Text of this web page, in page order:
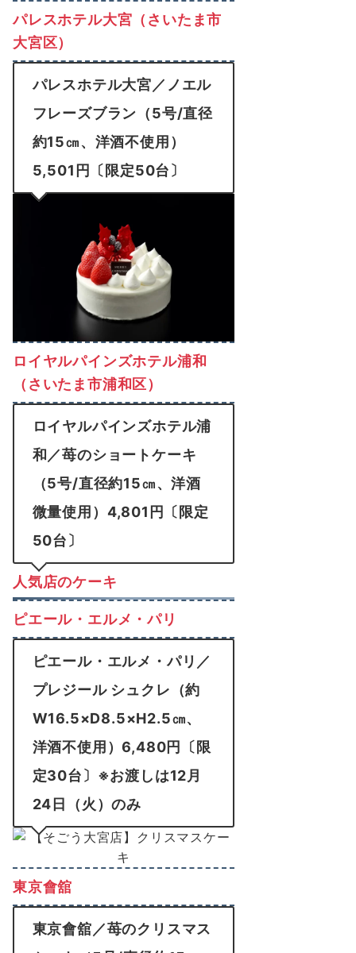
パレスホテル大宮（さいたま市
大宮区）
パレスホテル大宮／ノエル
フレーズブラン（5号/直径
約15㎝、洋酒不使用）
5,501円〔限定50台〕
ロイヤルパインズホテル浦和
（さいたま市浦和区）
ロイヤルパインズホテル浦
和／苺のショートケーキ
（5号/直径約15㎝、洋酒
微量使用）4,801円〔限定
50台〕
人気店のケーキ
ピエール・エルメ・パリ
ピエール・エルメ・パリ／
プレジール シュクレ（約
W16.5×D8.5×H2.5㎝、
洋酒不使用）6,480円〔限
定30台〕※お渡しは12月
24日（火）のみ
東京會舘
東京會舘／苺のクリスマス